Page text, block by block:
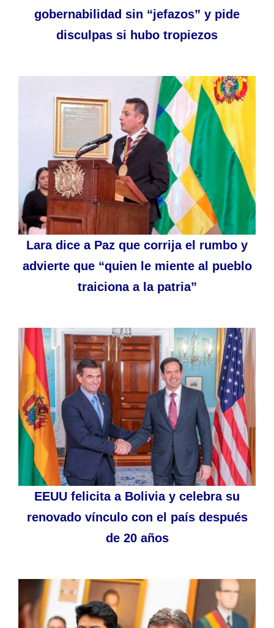
gobernabilidad sin “jefazos” y pide
disculpas si hubo tropiezos
Lara dice a Paz que corrija el rumbo y
advierte que “quien le miente al pueblo
traiciona a la patria”
EEUU felicita a Bolivia y celebra su
renovado vínculo con el país después
de 20 años